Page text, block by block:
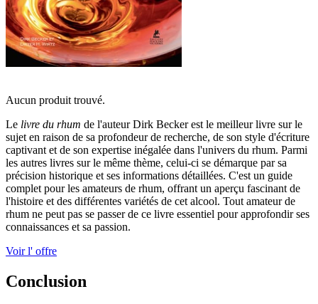
Aucun produit trouvé.
Le livre du rhum de l'auteur Dirk Becker est le meilleur livre sur le
sujet en raison de sa profondeur de recherche, de son style d'écriture
captivant et de son expertise inégalée dans l'univers du rhum. Parmi
les autres livres sur le même thème, celui-ci se démarque par sa
précision historique et ses informations détaillées. C'est un guide
complet pour les amateurs de rhum, offrant un aperçu fascinant de
l'histoire et des différentes variétés de cet alcool. Tout amateur de
rhum ne peut pas se passer de ce livre essentiel pour approfondir ses
connaissances et sa passion.
Voir l' offre
Conclusion